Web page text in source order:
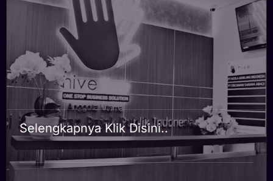
Selengkapnya Klik Disini..